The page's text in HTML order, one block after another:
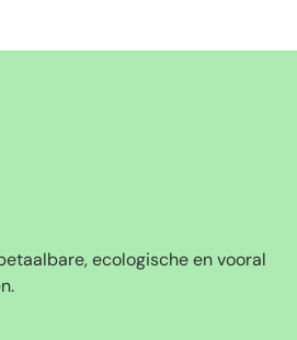
ecologische en vooral